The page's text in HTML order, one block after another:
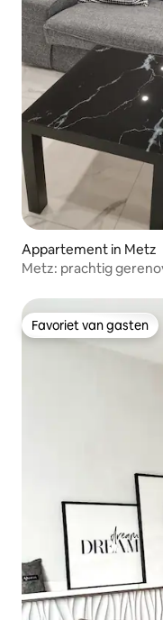
Appartement in Metz
Metz: prachtig
Favoriet van gasten
Favoriet van gasten